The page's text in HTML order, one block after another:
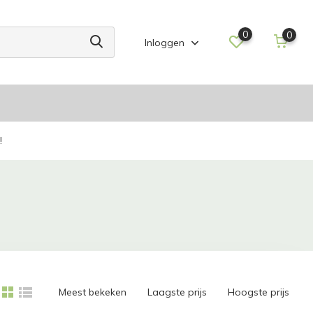
Inloggen
0 0
Meest bekeken Laagste prijs Hoogste prijs